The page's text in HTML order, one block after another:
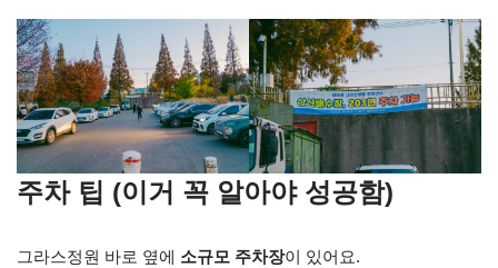
주차 팁 (이거 꼭 알아야 성공함)
그라스정원 바로 옆에 소규모 주차장이 있어요.